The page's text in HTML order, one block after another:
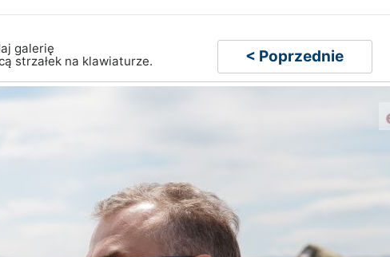
galerię
strzałek na klawiaturze.
< Poprzednie